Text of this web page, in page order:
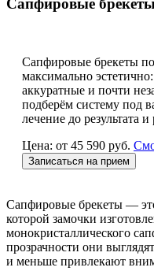
Сапфировые брекеты
максимально
аккуратные и почти
подберём систему под
лечение до результата
Цена: от 45 590 руб.
Записаться на прием
Сапфировые брекеты — это
которой замочки
монокристаллического
прозрачности они
и меньше привлекают